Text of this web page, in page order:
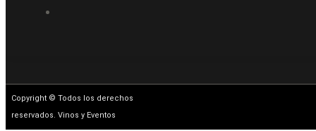
Copyright © Todos los derechos
reservados. Vinos y Eventos